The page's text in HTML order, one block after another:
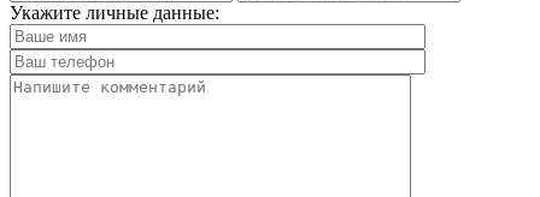
Укажите личные данные: